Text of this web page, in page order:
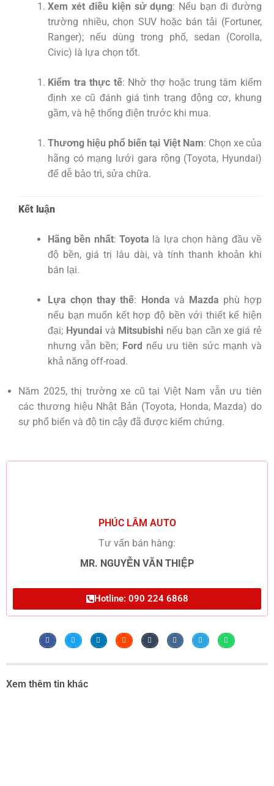
Xem xét điều kiện sử dụng: Nếu bạn đi đường
trường nhiều, chọn SUV hoặc bán tải (Fortuner,
Ranger); nếu dùng trong phố, sedan (Corolla,
Civic) là lựa chọn tốt.
Kiểm tra thực tế: Nhờ thợ hoặc trung tâm kiểm
định xe cũ đánh giá tình trạng động cơ, khung
gầm, và hệ thống điện trước khi mua.
Thương hiệu phổ biến tại Việt Nam: Chọn xe của
hãng có mạng lưới gara rộng (Toyota, Hyundai)
để dễ bảo trì, sửa chữa.
Kết luận
Hãng bền nhất:Toyota là lựa chọn hàng đầu về
độ bền, giá trị lâu dài, và tính thanh khoản khi
bán lại.
Lựa chọn thay thế: Honda và Mazda phù hợp
nếu bạn muốn kết hợp độ bền với thiết kế hiện
đại; Hyundaivà Mitsubishi nếu bạn cần xe giá rẻ
nhưng vẫn bền; Ford nếu ưu tiên sức mạnh và
khả năng off-road.
Năm 2025, thị trường xe cũ tại Việt Nam vẫn ưu tiên
các thương hiệu Nhật Bản (Toyota, Honda, Mazda) do
sự phổ biến và độ tin cậy đã được kiểm chứng.
PHÚC LÂM AUTO
Tư vấn bán hàng:
MR. NGUYỄN VĂN THIỆP
Hotline: 090 224 6868
Xem thêm tin khác